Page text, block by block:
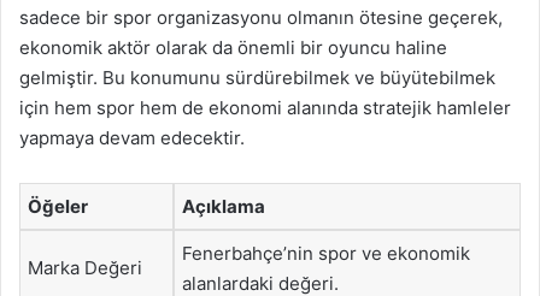
sadece bir spor organizasyonu olmanın ötesine geçerek,
ekonomik aktör olarak da önemli bir oyuncu haline
gelmiştir. Bu konumunu sürdürebilmek ve büyütebilmek
için hem spor hem de ekonomi alanında stratejik hamleler
yapmaya devam edecektir.
Öğeler Açıklama
Marka Değeri
Fenerbahçe’nin spor ve ekonomik
alanlardaki değeri.